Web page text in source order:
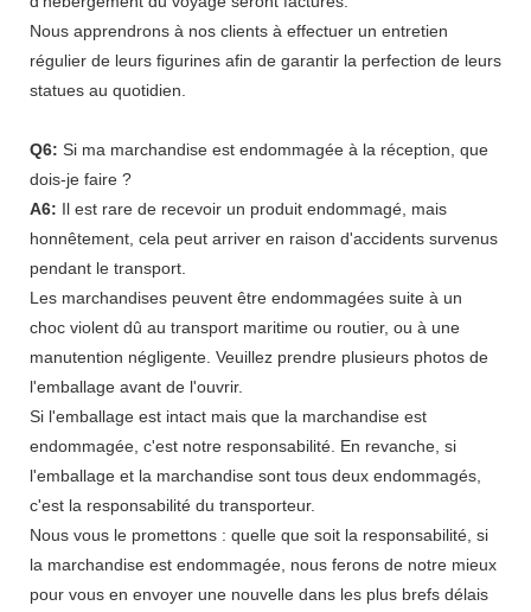
Nous apprendrons à nos clients à effectuer un entretien
régulier de leurs figurines afin de garantir la perfection de leurs
statues au quotidien.
Q6: Si ma marchandise est endommagée à la réception, que
dois-je faire ?
A6: Il est rare de recevoir un produit endommagé, mais
honnêtement, cela peut arriver en raison d'accidents survenus
pendant le transport.
Les marchandises peuvent être endommagées suite à un
choc violent dû au transport maritime ou routier, ou à une
manutention négligente. Veuillez prendre plusieurs photos de
l'emballage avant de l'ouvrir.
Si l'emballage est intact mais que la marchandise est
endommagée, c'est notre responsabilité. En revanche, si
l'emballage et la marchandise sont tous deux endommagés,
c'est la responsabilité du transporteur.
Nous vous le promettons : quelle que soit la responsabilité, si
la marchandise est endommagée, nous ferons de notre mieux
pour vous en envoyer une nouvelle dans les plus brefs délais